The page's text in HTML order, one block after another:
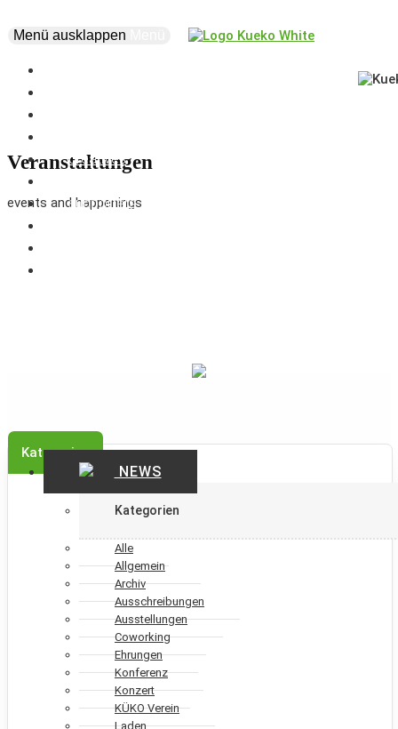
Menü ausklappen
creatives
supporters
Veranstaltungen
events and happenings
Kategorien
NEWS
Kategorien
Alle
Allgemein
Archiv
Ausschreibungen
Ausstellungen
Coworking
Ehrungen
Konferenz
Konzert
KÜKO Verein
Laden